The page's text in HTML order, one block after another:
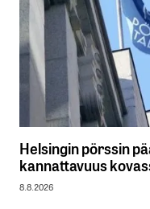
Helsingin pörssin
kannattavuus
8.8.2026